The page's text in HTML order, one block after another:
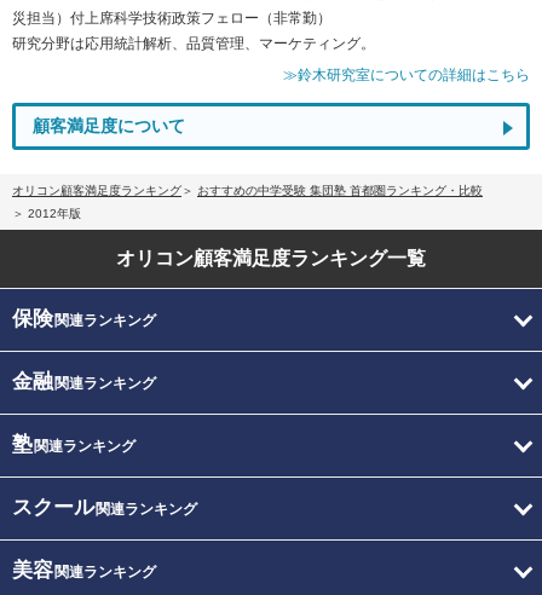
災担当）付上席科学技術政策フェロー（非常勤）
研究分野は応用統計解析、品質管理、マーケティング。
≫鈴木研究室についての詳細はこちら
顧客満足度について
オリコン顧客満足度ランキング
おすすめの中学受験 集団塾 首都圏ランキング・比較
2012年版
オリコン顧客満足度ランキング一覧
保険関連ランキング
金融関連ランキング
塾関連ランキング
スクール関連ランキング
美容関連ランキング